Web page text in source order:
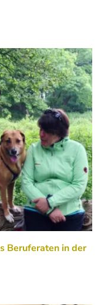
Beruferaten in der